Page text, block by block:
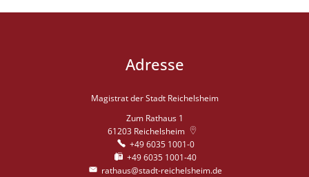
Adresse
Magistrat der Stadt Reichelsheim
Zum Rathaus 1
61203 Reichelsheim
+49 6035 1001-0
+49 6035 1001-40
rathaus@stadt-reichelsheim.de